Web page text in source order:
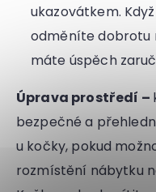
ukazovátkem.
odměníte dobrotu
máte úspěch
Úprava prostředí –
bezpečné a
u kočky, pokud
rozmístění nábytku